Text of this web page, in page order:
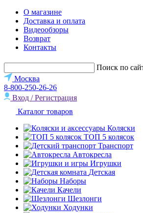
О магазине
Доставка и оплата
Видеообзоры
Возврат
Контакты
Поиск по
Москва
8-800-250-26-26
Вход / Регистрация
Каталог товаров
Коляски
ТОП 5 колясок
Транспорт
Автокресла
Игрушки
Детская
Наборы
Качели
Шезлонги
Ходунки